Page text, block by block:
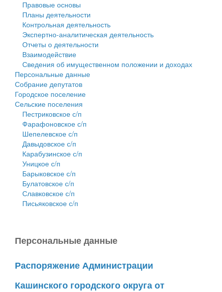
Городское поселение
Сельские поселения
Правовые основы
Планы деятельности
Контрольная деятельность
Экспертно-аналитическая деятельность
Отчеты о деятельности
Взаимодействие
Сведения об имущественном положении и доходах
Персональные данные
Собрание депутатов
Городское поселение
Сельские поселения
Пестриковское с/п
Фарафоновское с/п
Шепелевское с/п
Давыдовское с/п
Карабузинское с/п
Уницкое с/п
Барыковское с/п
Булатовское с/п
Славковское с/п
Письяковское с/п
Персональные данные
Распоряжение Администрации
Кашинского городского округа от